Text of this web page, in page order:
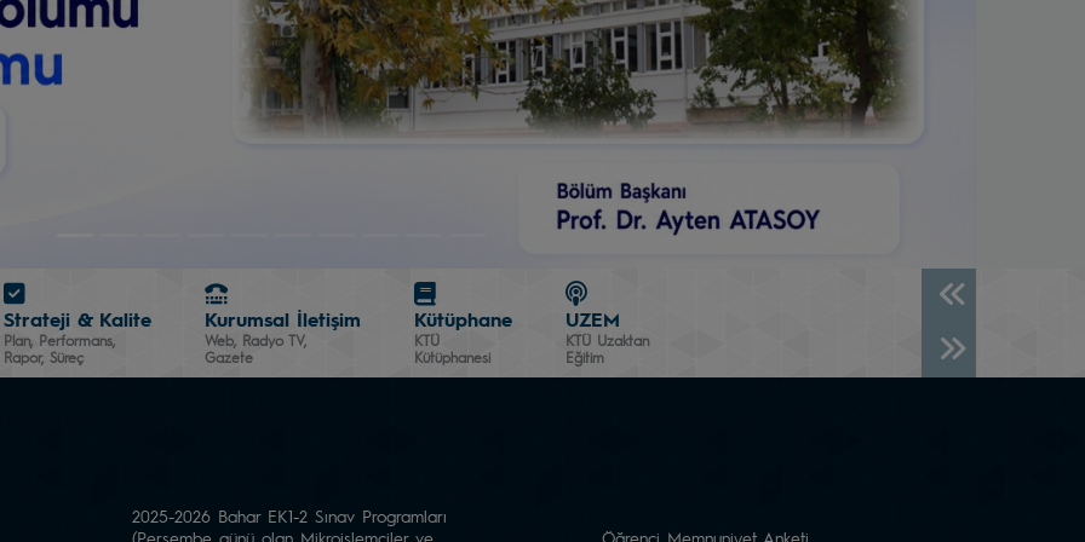
Strateji & Kalite
Plan, Performans,
Rapor, Süreç
Kurumsal İletişim
Web, Radyo TV,
Gazete
Kütüphane
KTÜ
Kütüphanesi
UZEM
KTÜ Uzaktan
Eğitim
2025-2026 Bahar EK1-2 Sınav Programları
(Perşembe günü olan Mikroişlemciler ve
Öğrenci Memnuniyet Anketi